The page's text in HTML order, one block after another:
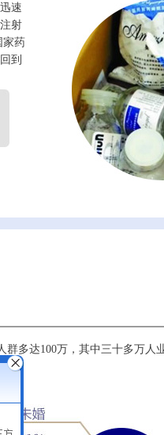
速
射
家药
到
多达100万，其中三十多万人